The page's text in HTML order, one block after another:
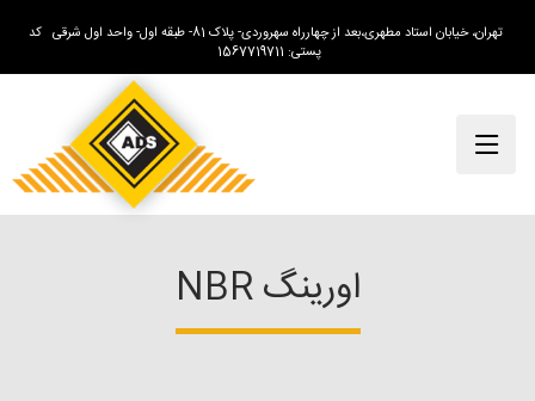
تهران، خیابان استاد مطهری،بعد از چهارراه سهروردی- پلاک 81- طبقه اول- واحد اول شرقی کد
پستی: 1567719711
اورینگ NBR